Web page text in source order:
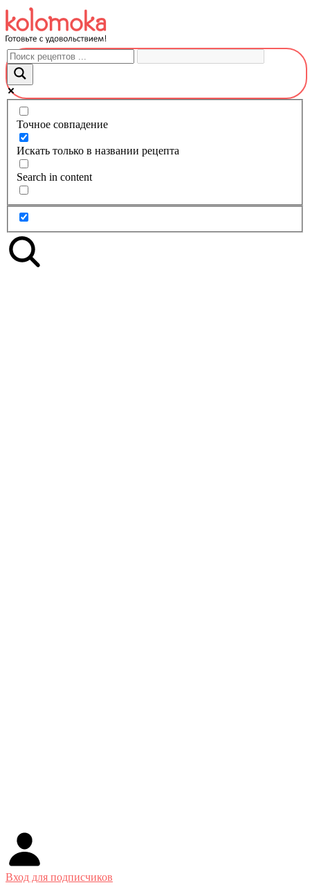
Перейти
к
контенту
Точное совпадение
Искать только в названии рецепта
Search in content
Вход для подписчиков